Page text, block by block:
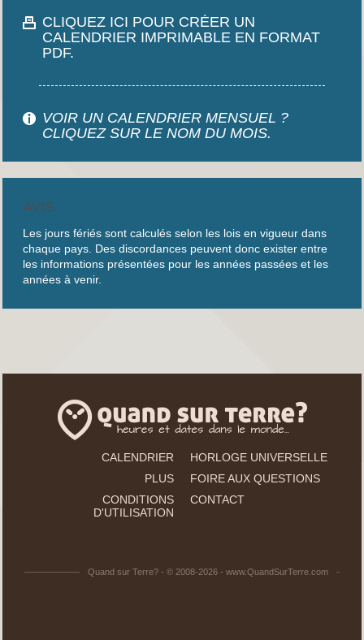
CLIQUEZ ICI POUR CRÉER UN
CALENDRIER IMPRIMABLE EN FORMAT
PDF.
VOIR UN CALENDRIER MENSUEL ?
CLIQUEZ SUR LE NOM DU MOIS.
AVIS
Les jours fériés sont calculés selon les lois en vigueur dans
chaque pays. Des discordances peuvent donc exister entre
les informations présentées pour les années passées et les
années à venir.
CALENDRIER
HORLOGE UNIVERSELLE
PLUS
FOIRE AUX QUESTIONS
CONDITIONS
D'UTILISATION
CONTACT
Quand sur Terre? - © 2008-2026 - www.QuandSurTerre.com